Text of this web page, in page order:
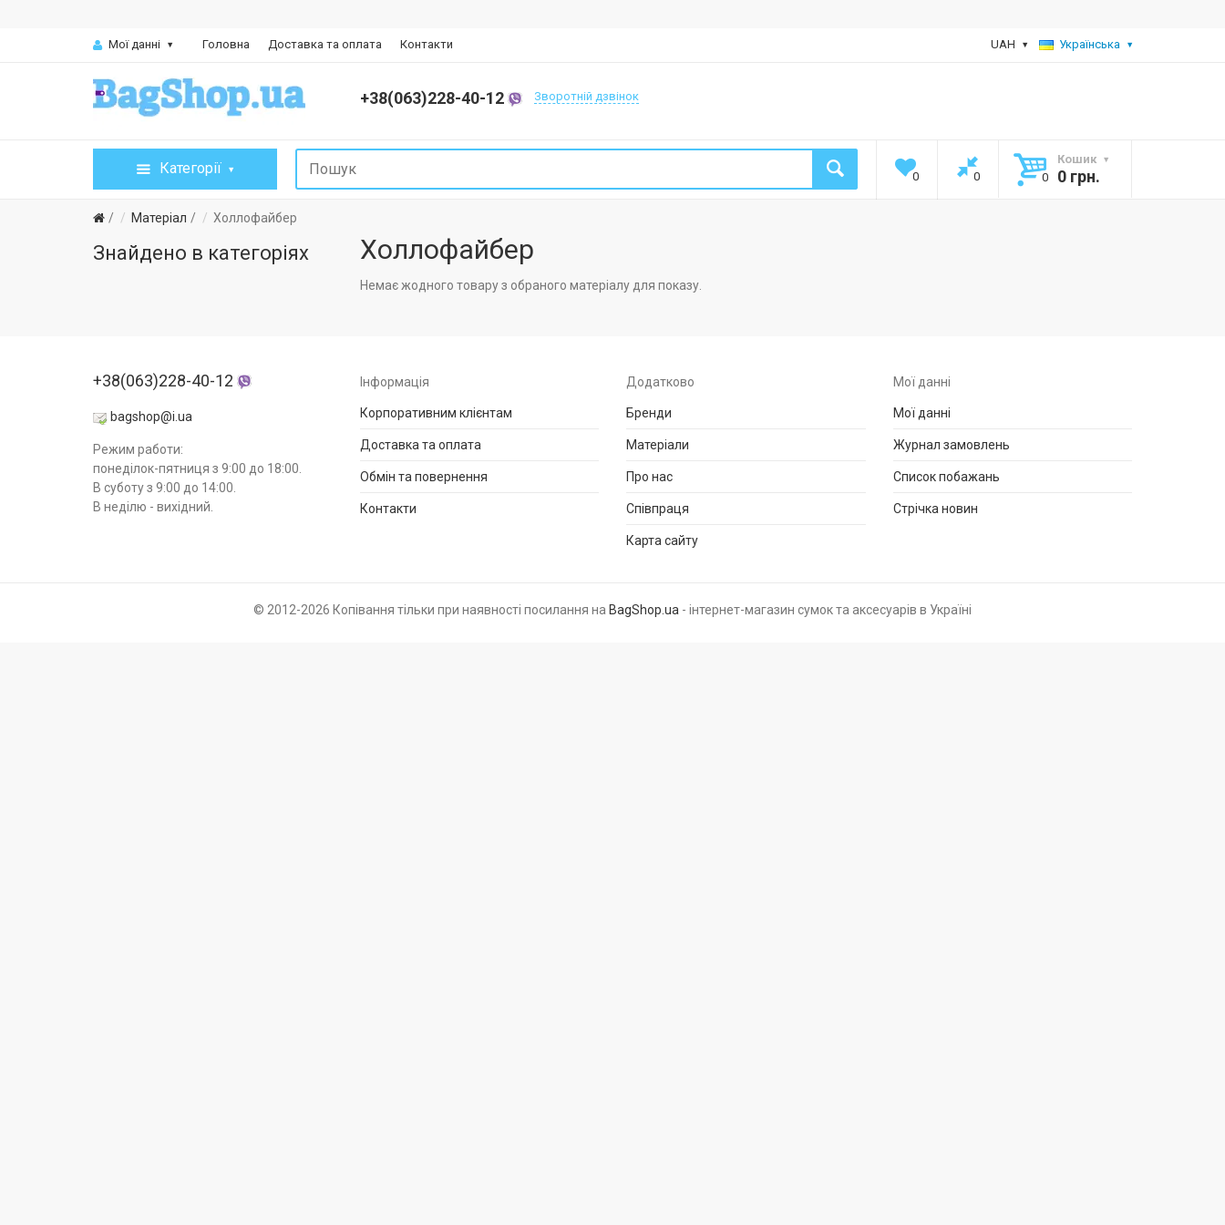
Мої данні Головна Доставка та оплата Контакти UAH Українська
+38(063)228-40-12 Зворотній дзвінок
Категорії 0 0
Кошик
0
0 грн.
Матеріал Холлофайбер
Знайдено в категоріях Холлофайбер
Немає жодного товару з обраного матеріалу для показу.
+38(063)228-40-12
bagshop@i.ua
Режим работи:
понеділок-пятниця з 9:00 до 18:00.
В суботу з 9:00 до 14:00.
В неділю - вихідний.
Інформація
Корпоративним клієнтам
Доставка та оплата
Обмін та повернення
Контакти
Додатково
Бренди
Матеріали
Про нас
Співпраця
Карта сайту
Мої данні
Мої данні
Журнал замовлень
Список побажань
Стрічка новин
© 2012-2026 Копівання тільки при наявності посилання на BagShop.ua - інтернет-магазин сумок та аксесуарів в Україні